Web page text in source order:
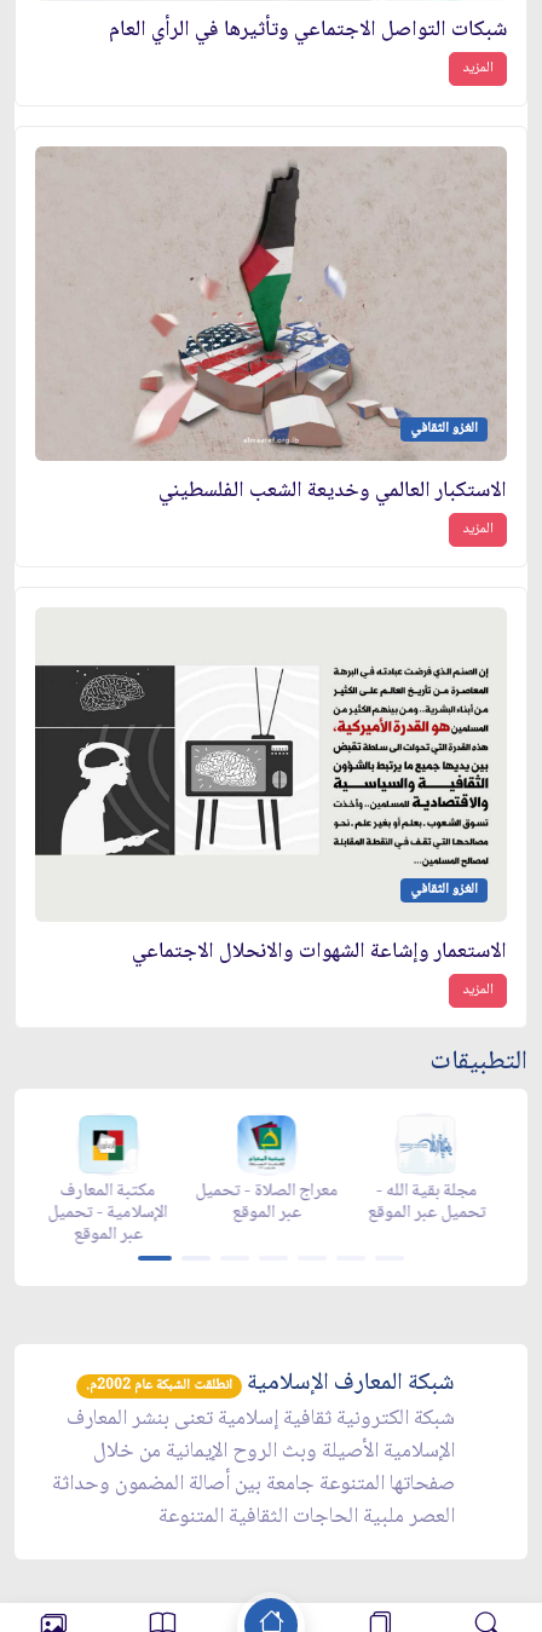
شبكات التواصل الاجتماعي وتأثيرها في الرأي العام
المزيد
الغزو الثقافي
الاستكبار العالمي وخديعة الشعب الفلسطيني
المزيد
الغزو الثقافي
الاستعمار وإشاعة الشهوات والانحلال الاجتماعي
المزيد
التطبيقات
تحميل
زاد شهر رمضان -
تحميل عبر الموقع
زاد شهر رمضان -
appstore
زاد شهر رمضان -
appgallery
شبكة المعارف الإسلامية انطلقت الشبكة عام 2002م.
شبكة الكترونية ثقافية إسلامية تعنى بنشر المعارف
الإسلامية الأصيلة وبث الروح الإيمانية من خلال
صفحاتها المتنوعة جامعة بين أصالة المضمون وحداثة
العصر ملبية الحاجات الثقافية المتنوعة